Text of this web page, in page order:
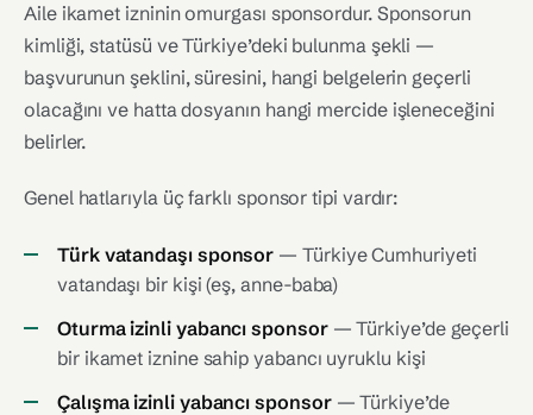
Aile ikamet izninin omurgası sponsordur. Sponsorun
kimliği, statüsü ve Türkiye’deki bulunma şekli —
başvurunun şeklini, süresini, hangi belgelerin geçerli
olacağını ve hatta dosyanın hangi mercide işleneceğini
belirler.
Genel hatlarıyla üç farklı sponsor tipi vardır:
Türk vatandaşı sponsor — Türkiye Cumhuriyeti
vatandaşı bir kişi (eş, anne-baba)
Oturma izinli yabancı sponsor— Türkiye’de geçerli
bir ikamet iznine sahip yabancı uyruklu kişi
Çalışma izinli yabancı sponsor— Türkiye’de